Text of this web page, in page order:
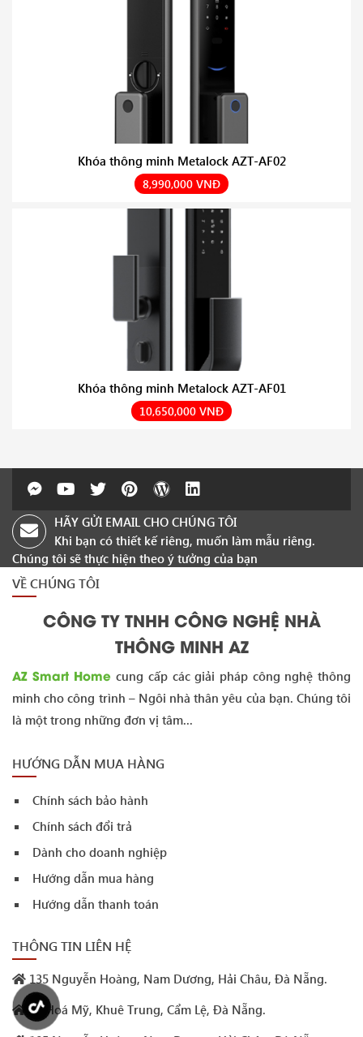
Khóa thông minh Metalock AZT-AF02
8,990,000 VNĐ
Khóa thông minh Metalock AZT-AF01
10,650,000 VNĐ
HÃY GỬI EMAIL CHO CHÚNG TÔI
Khi bạn có thiết kế riêng, muốn làm mẫu riêng.
Chúng tôi sẽ thực hiện theo ý tưởng của bạn
VỀ CHÚNG TÔI
CÔNG TY TNHH CÔNG NGHỆ NHÀ
THÔNG MINH AZ
AZ Smart Home cung cấp các giải pháp công nghệ thông
minh cho công trình – Ngôi nhà thân yêu của bạn. Chúng tôi
là một trong những đơn vị tâm...
HƯỚNG DẪN MUA HÀNG
Chính sách bảo hành
Chính sách đổi trả
Dành cho doanh nghiệp
Hướng dẫn mua hàng
Hướng dẫn thanh toán
THÔNG TIN LIÊN HỆ
135 Nguyễn Hoàng, Nam Dương, Hải Châu, Đà Nẵng.
29 Hoá Mỹ, Khuê Trung, Cẩm Lệ, Đà Nẵng.